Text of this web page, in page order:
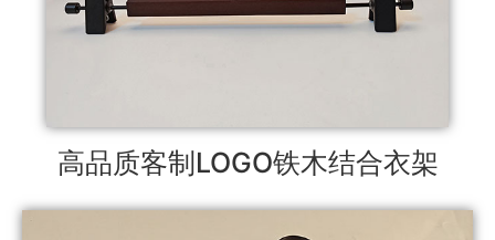
高品质客制LOGO铁木结合衣架